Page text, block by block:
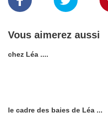
Vous aimerez aussi
chez Léa ....
le cadre des baies de Léa ...